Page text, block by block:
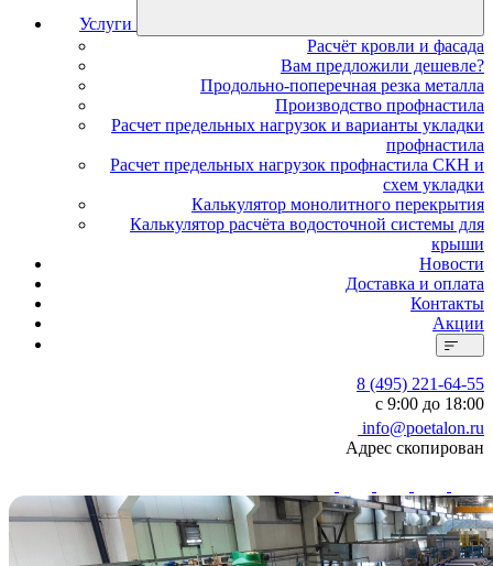
Услуги
Расчёт кровли и фасада
Вам предложили дешевле?
Продольно-поперечная резка металла
Производство профнастила
Расчет предельных нагрузок и варианты укладки
профнастила
Расчет предельных нагрузок профнастила СКН и
схем укладки
Калькулятор монолитного перекрытия
Калькулятор расчёта водосточной системы для
крыши
Новости
Доставка и оплата
Контакты
Акции
8 (495) 221-64-55
с 9:00 до 18:00
info@poetalon.ru
Адрес скопирован